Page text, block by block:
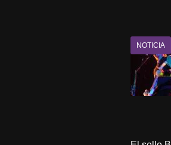
NOTICIA